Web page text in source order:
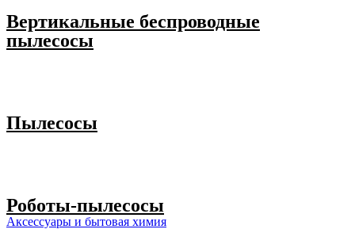
Вертикальные беспроводные
пылесосы
Пылесосы
Роботы-пылесосы
Аксессуары и бытовая химия